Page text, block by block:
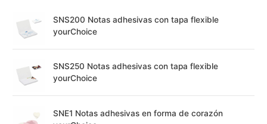
SNS200 Notas adhesivas con tapa flexible
yourChoice
SNS250 Notas adhesivas con tapa flexible
yourChoice
SNE1 Notas adhesivas en forma de corazón